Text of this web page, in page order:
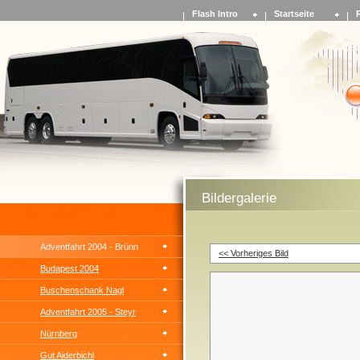
Flash Intro Startseite
Adventfahrt 2004 - Brünn
Budapest 2004
Buschenschank Nagl
Adventfahrt 2005 - Steyr
Nürnberg
Gut Aiderbichl
Bildergalerie
<< Vorheriges Bild